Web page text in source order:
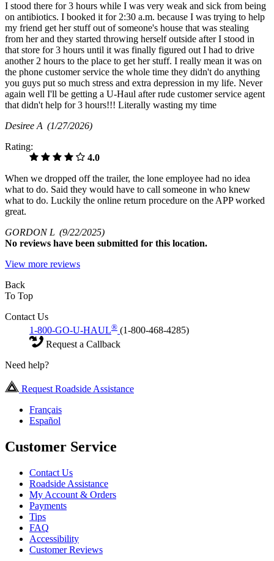
I stood there for 3 hours while I was very weak and sick from being
on antibiotics. I booked it for 2:30 a.m. because I was trying to help
my friend get her stuff out of someone's house that was stealing
from her and they started throwing herself outside after I stood in
that store for 3 hours until it was finally figured out I had to drive
another 2 hours to the place to get her stuff. I really mean it was on
the phone customer service the whole time they didn't do anything
you guys put so much stress and extra depression in my life. Never
again well I'll be getting a U-Haul after rude customer service agent
that didn't help for 3 hours!!! Literally wasting my time
Desiree A (1/27/2026)
Rating:
4.0
When we dropped off the trailer, the lone employee had no idea
what to do. Said they would have to call someone in who knew
what to do. Luckily the online return procedure on the APP worked
great.
GORDON L (9/22/2025)
No reviews have been submitted for this location.
View more reviews
Back
To Top
Contact Us
1-800-GO-U-HAUL® (1-800-468-4285)
Request a Callback
Need help?
Request Roadside Assistance
Français
Español
Customer Service
Contact Us
Roadside Assistance
My Account & Orders
Payments
Tips
FAQ
Accessibility
Customer Reviews